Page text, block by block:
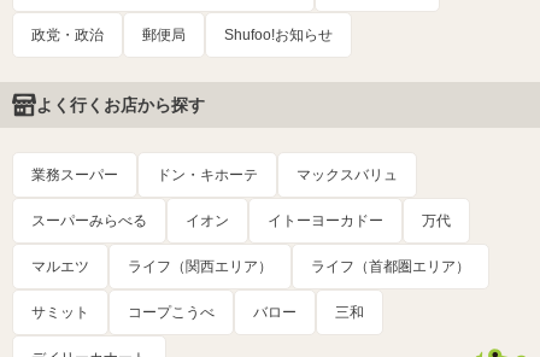
政党・政治 郵便局 Shufoo!お知らせ
よく行くお店から探す
業務スーパー ドン・キホーテ マックスバリュ
スーパーみらべる イオン イトーヨーカドー 万代
マルエツ ライフ（関西エリア） ライフ（首都圏エリア）
サミット コープこうべ バロー 三和